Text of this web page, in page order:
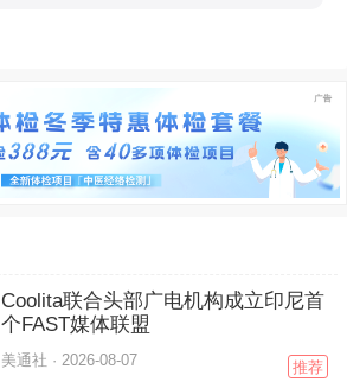
Coolita联合头部广电机构成立印尼首
个FAST媒体联盟
美通社 · 2026-08-07 推荐